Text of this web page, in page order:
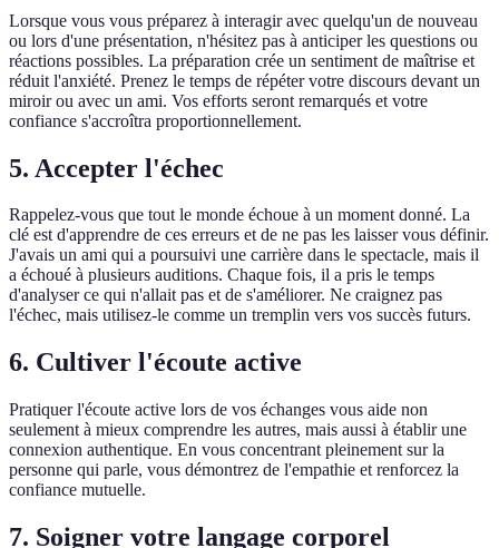
Lorsque vous vous préparez à interagir avec quelqu'un de nouveau
ou lors d'une présentation, n'hésitez pas à anticiper les questions ou
réactions possibles. La préparation crée un sentiment de maîtrise et
réduit l'anxiété. Prenez le temps de répéter votre discours devant un
miroir ou avec un ami. Vos efforts seront remarqués et votre
confiance s'accroîtra proportionnellement.
5. Accepter l'échec
Rappelez-vous que tout le monde échoue à un moment donné. La
clé est d'apprendre de ces erreurs et de ne pas les laisser vous définir.
J'avais un ami qui a poursuivi une carrière dans le spectacle, mais il
a échoué à plusieurs auditions. Chaque fois, il a pris le temps
d'analyser ce qui n'allait pas et de s'améliorer. Ne craignez pas
l'échec, mais utilisez-le comme un tremplin vers vos succès futurs.
6. Cultiver l'écoute active
Pratiquer l'écoute active lors de vos échanges vous aide non
seulement à mieux comprendre les autres, mais aussi à établir une
connexion authentique. En vous concentrant pleinement sur la
personne qui parle, vous démontrez de l'empathie et renforcez la
confiance mutuelle.
7. Soigner votre langage corporel